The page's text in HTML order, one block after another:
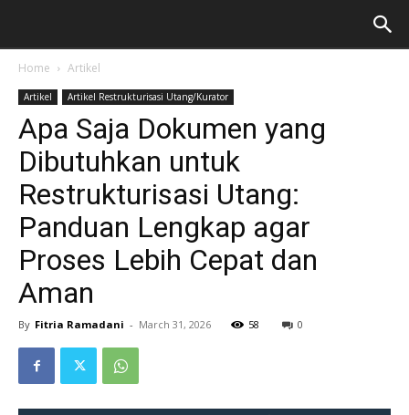
Home Artikel
Artikel Artikel Restrukturisasi Utang/Kurator
Apa Saja Dokumen yang
Dibutuhkan untuk
Restrukturisasi Utang:
Panduan Lengkap agar
Proses Lebih Cepat dan
Aman
By Fitria Ramadani - March 31, 2026 58 0